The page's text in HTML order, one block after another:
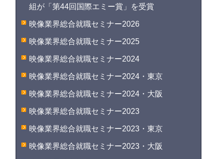
組が「第44回国際エミー賞」を受賞
映像業界総合就職セミナー2026
映像業界総合就職セミナー2025
映像業界総合就職セミナー2024
映像業界総合就職セミナー2024・東京
映像業界総合就職セミナー2024・大阪
映像業界総合就職セミナー2023
映像業界総合就職セミナー2023・東京
映像業界総合就職セミナー2023・大阪